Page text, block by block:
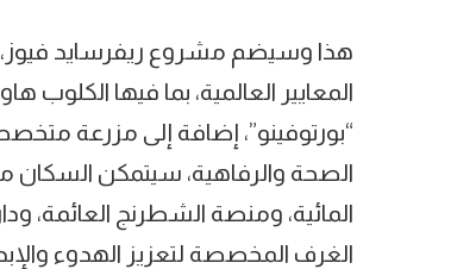
هذا وسيضم مشروع ريفرسايد
المعايير العالمية، بما فيها
“بورتوفينو”، إضافة إلى مزرعة
الصحة والرفاهية، سيتمكن السكان
المائية، ومنصة الشطرنج العائمة،
الغرف المخصصة لتعزيز الهدوء